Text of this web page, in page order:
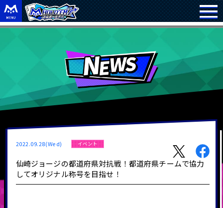
2022.09.28(Wed) イベント
仙崎ジョージの都道府県対抗戦！都道府県チームで協力
してオリジナル称号を目指せ！